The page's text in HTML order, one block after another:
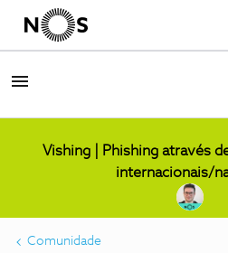
Vishing | Phishing através
internacionais/
Comunidade